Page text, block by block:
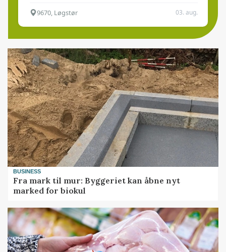
9670, Løgstør 03. aug.
BUSINESS
Fra mark til mur: Byggeriet kan åbne nyt
marked for biokul